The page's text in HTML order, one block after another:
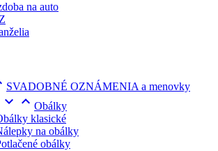
na auto
SVADOBNÉ OZNÁMENIA a menovky
  Obálky
klasické
na obálky
obálky